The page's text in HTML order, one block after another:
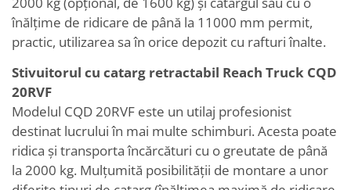
înălțime de ridicare de până la 11000 mm permit,
practic, utilizarea sa în orice depozit cu rafturi înalte.
Stivuitorul cu catarg retractabil Reach Truck CQD
20RVF
Modelul CQD 20RVF este un utilaj profesionist
destinat lucrului în mai multe schimburi. Acesta poate
ridica și transporta încărcături cu o greutate de până
la 2000 kg. Mulțumită posibilității de montare a unor